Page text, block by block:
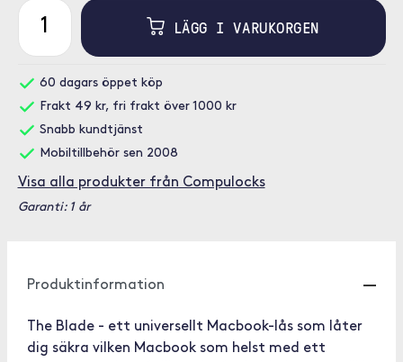
LÄGG I VARUKORGEN
60 dagars öppet köp
Frakt 49 kr, fri frakt över 1000 kr
Snabb kundtjänst
Mobiltillbehör sen 2008
Visa alla produkter från Compulocks
Garanti: 1 år
Produktinformation
The Blade - ett universellt Macbook-lås som låter
dig säkra vilken Macbook som helst med ett